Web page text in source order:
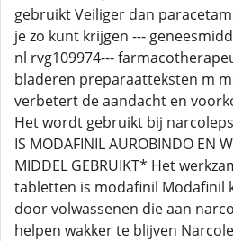
gebruikt Veiliger dan
je zo kunt krijgen ---
nl rvg109974---
bladeren preparaatteksten m
verbetert de aandacht en
Het wordt gebruikt bij
IS MODAFINIL AUROBINDO EN
MIDDEL GEBRUIKT* Het
tabletten is modafinil Modafinil
door volwassenen die aan
helpen wakker te blijven